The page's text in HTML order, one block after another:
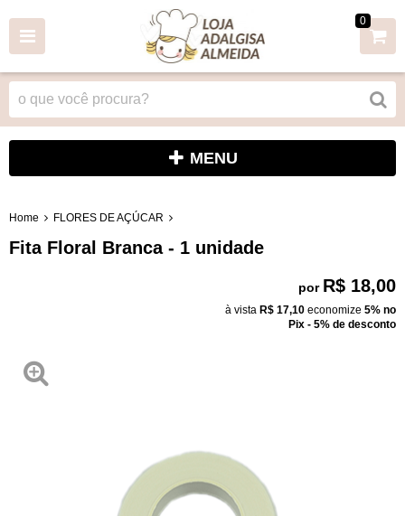
0
MENU
Home FLORES DE AÇÚCAR
Fita Floral Branca - 1 unidade
por R$ 18,00
à vista R$ 17,10 economize 5% no
Pix - 5% de desconto